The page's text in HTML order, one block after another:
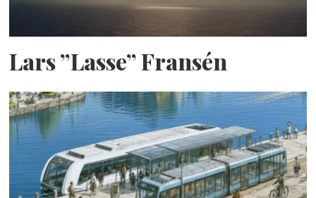
Lars ”Lasse” Fransén